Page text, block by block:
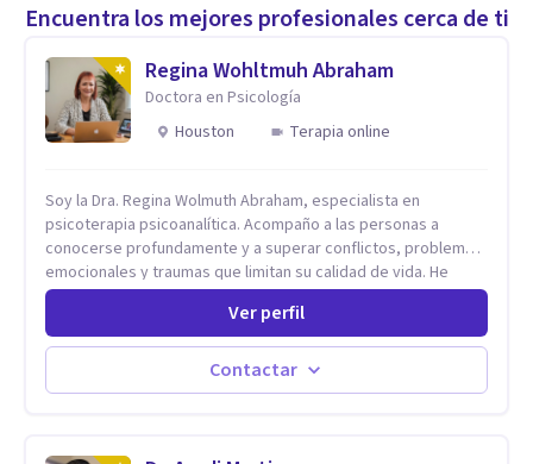
Encuentra los mejores profesionales cerca de ti
Regina Wohltmuh Abraham
Doctora en Psicología
Houston
Terapia online
Soy la Dra. Regina Wolmuth Abraham, especialista en
psicoterapia psicoanalítica. Acompaño a las personas a
conocerse profundamente y a superar conflictos, problemas
emocionales y traumas que limitan su calidad de vida. He
trabajado en reconocidas instituciones como el Hospital
Psiquiátrico San Rafael, Instituto Psiquiátrico MENDAO, San
Bernardino, Hospital Psiquiátrico Infantil y el Centro de
Integración Juvenil. Además, tuve el privilegio de colaborar
en comunidades como Olivar del Conde y Xochimilco, lo que
Ver perfil
Contactar